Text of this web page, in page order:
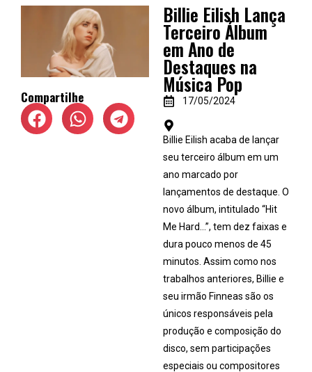
Compartilhe
Billie Eilish Lança
Terceiro Álbum
em Ano de
Destaques na
Música Pop
17/05/2024
Billie Eilish acaba de lançar
seu terceiro álbum em um
ano marcado por
lançamentos de destaque. O
novo álbum, intitulado “Hit
Me Hard…”, tem dez faixas e
dura pouco menos de 45
minutos. Assim como nos
trabalhos anteriores, Billie e
seu irmão Finneas são os
únicos responsáveis ​​pela
produção e composição do
disco, sem participações
especiais ou compositores